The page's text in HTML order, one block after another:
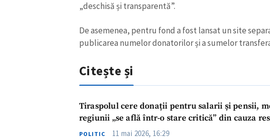
„deschisă și transparentă”.
De asemenea, pentru fond a fost lansat un site
publicarea numelor donatorilor și a sumelor
Citește și
Tiraspolul cere donații pentru salarii și pensii,
regiunii „se află într-o stare critică” din cauza
POLITIC 11 mai 2026, 16:29
Fotografie +
Link media